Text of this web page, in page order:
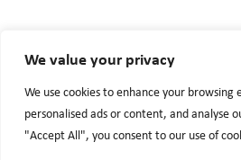
We value your privacy
We use cookies to enhance your browsing
personalised ads or content, and analyse
"Accept All", you consent to our use of